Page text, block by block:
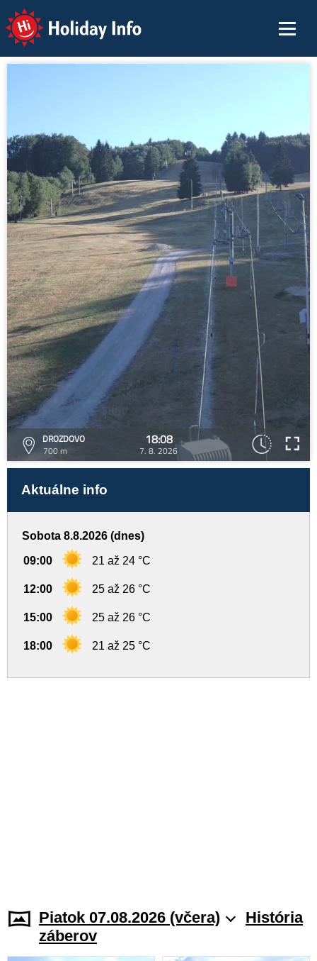
Holiday Info
DROZDOVO
700 m
18:08
7. 8. 2026
Aktuálne info
Sobota 8.8.2026 (dnes)
09:00 21 až 24 °C
12:00 25 až 26 °C
15:00 25 až 26 °C
18:00 21 až 25 °C
Piatok 07.08.2026 (včera)
História
záberov